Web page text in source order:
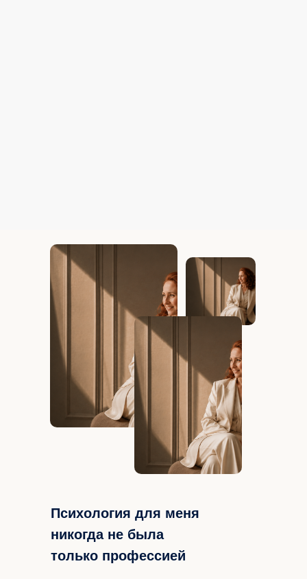
Психология для меня
никогда не была
только профессией